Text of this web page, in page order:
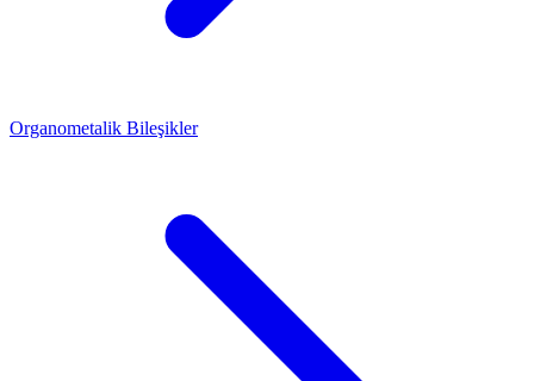
Organometalik Bileşikler